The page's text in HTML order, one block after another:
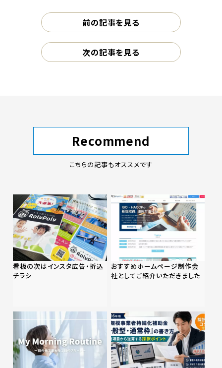
前の記事を見る
次の記事を見る
Recommend
こちらの記事もオススメです
看板の次はインスタ広告・折込
チラシ
おすすめホームページ制作会
社としてご紹介いただきました